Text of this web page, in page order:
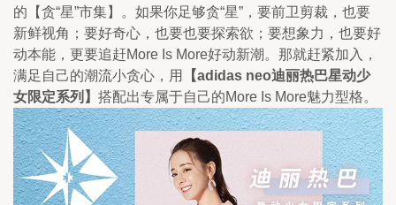
的【贪“星”市集】。如果你足够贪“星”，要前卫剪裁，也要
新鲜视角；要好奇心，也要也要探索欲；要想象力，也要好
动本能，更要追赶More Is More好动新潮。那就赶紧加入，
满足自己的潮流小贪心，用
【adidas neo迪丽热巴星动少
女限定系列】 搭配出专属于自己的More Is More魅力型格。